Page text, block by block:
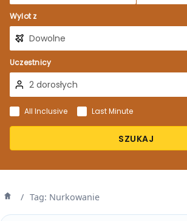
Wylot z
Uczestnicy
SZUKAJ
All Inclusive Last Minute
Strona
/ Tag: Nurkowanie